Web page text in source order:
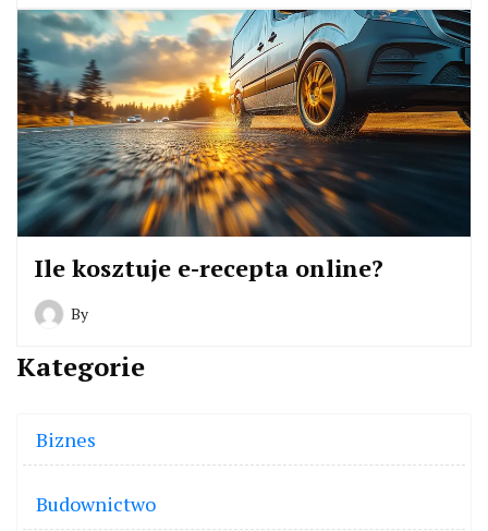
Ile kosztuje e-recepta online?
By
Kategorie
Biznes
Budownictwo